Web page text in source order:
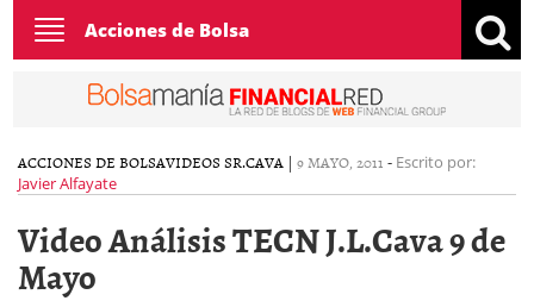
Toggle
navigation
Acciones de Bolsa
ACCIONES DE BOLSAVIDEOS SR.CAVA | 9 MAYO, 2011 - Escrito por:
Javier Alfayate
Video Análisis TECN J.L.Cava 9 de
Mayo